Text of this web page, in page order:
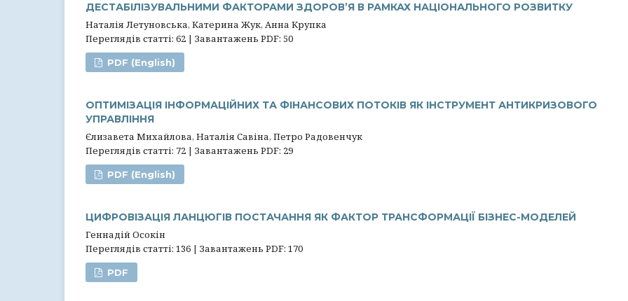
ДЕСТАБІЛІЗУВАЛЬНИМИ ФАКТОРАМИ ЗДОРОВ’Я В РАМКАХ НАЦІОНАЛЬНОГО РОЗВИТКУ
Наталія Летуновська, Катерина Жук, Анна Крупка
Переглядів статті: 62 | Завантажень PDF: 50
PDF (English)
ОПТИМІЗАЦІЯ ІНФОРМАЦІЙНИХ ТА ФІНАНСОВИХ ПОТОКІВ ЯК ІНСТРУМЕНТ АНТИКРИЗОВОГО
УПРАВЛІННЯ
Єлизавета Михайлова, Наталія Савіна, Петро Радовенчук
Переглядів статті: 72 | Завантажень PDF: 29
PDF (English)
ЦИФРОВІЗАЦІЯ ЛАНЦЮГІВ ПОСТАЧАННЯ ЯК ФАКТОР ТРАНСФОРМАЦІЇ БІЗНЕС-МОДЕЛЕЙ
Геннадій Осокін
Переглядів статті: 136 | Завантажень PDF: 170
PDF